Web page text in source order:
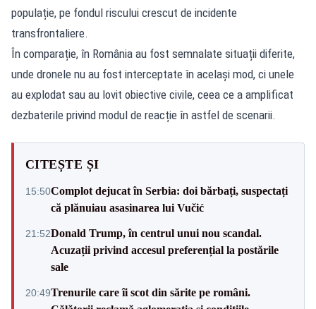
populație, pe fondul riscului crescut de incidente
transfrontaliere.
În comparație, în România au fost semnalate situații diferite,
unde dronele nu au fost interceptate în același mod, ci unele
au explodat sau au lovit obiective civile, ceea ce a amplificat
dezbaterile privind modul de reacție în astfel de scenarii.
CITEȘTE ȘI
15:50Complot dejucat în Serbia: doi bărbați, suspectați
că plănuiau asasinarea lui Vučić
21:52Donald Trump, în centrul unui nou scandal.
Acuzații privind accesul preferențial la postările
sale
20:49Trenurile care îi scot din sărite pe români.